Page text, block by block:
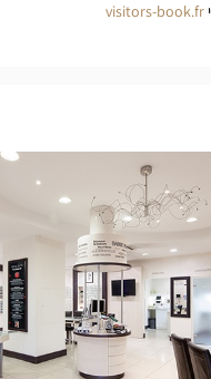
visitors-book.fr